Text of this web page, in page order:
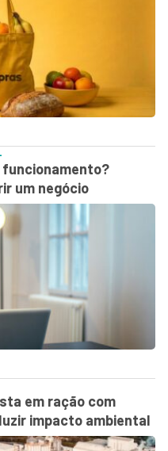
funcionamento?
um negócio
em ração com
impacto ambiental